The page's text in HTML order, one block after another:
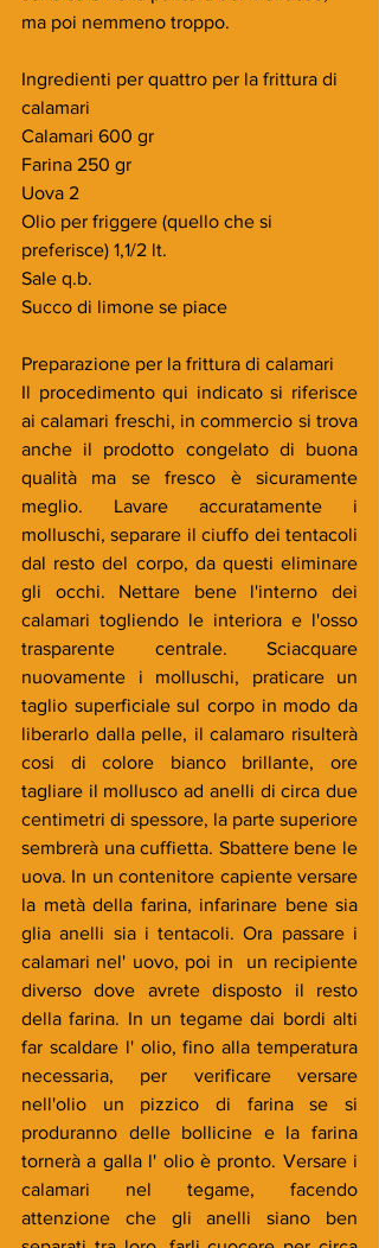
ma poi nemmeno troppo.
Ingredienti per quattro per la frittura di
calamari
Calamari 600 gr
Farina 250 gr
Uova 2
Olio per friggere (quello che si
preferisce) 1,1/2 lt.
Sale q.b.
Succo di limone se piace
Preparazione per la frittura di calamari
Il procedimento qui indicato si riferisce
ai calamari freschi, in commercio si trova
anche il prodotto congelato di buona
qualità ma se fresco è sicuramente
meglio. Lavare accuratamente i
molluschi, separare il ciuffo dei tentacoli
dal resto del corpo, da questi eliminare
gli occhi. Nettare bene l'interno dei
calamari togliendo le interiora e l'osso
trasparente centrale. Sciacquare
nuovamente i molluschi, praticare un
taglio superficiale sul corpo in modo da
liberarlo dalla pelle, il calamaro risulterà
cosi di colore bianco brillante, ore
tagliare il mollusco ad anelli di circa due
centimetri di spessore, la parte superiore
sembrerà una cuffietta. Sbattere bene le
uova. In un contenitore capiente versare
la metà della farina, infarinare bene sia
glia anelli sia i tentacoli. Ora passare i
calamari nel' uovo, poi in  un recipiente
diverso dove avrete disposto il resto
della farina. In un tegame dai bordi alti
far scaldare l' olio, fino alla temperatura
necessaria, per verificare versare
nell'olio un pizzico di farina se si
produranno delle bollicine e la farina
tornerà a galla l' olio è pronto. Versare i
calamari nel tegame, facendo
attenzione che gli anelli siano ben